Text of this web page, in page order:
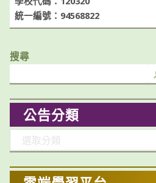
統一編號：94568822
搜尋
公告分類
類